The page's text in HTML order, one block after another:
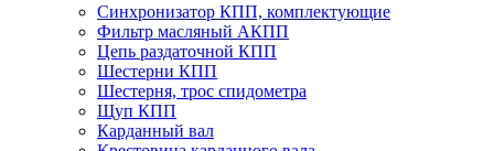
Синхронизатор КПП, комплектующие
Фильтр масляный АКПП
Цепь раздаточной КПП
Шестерни КПП
Шестерня, трос спидометра
Щуп КПП
Карданный вал